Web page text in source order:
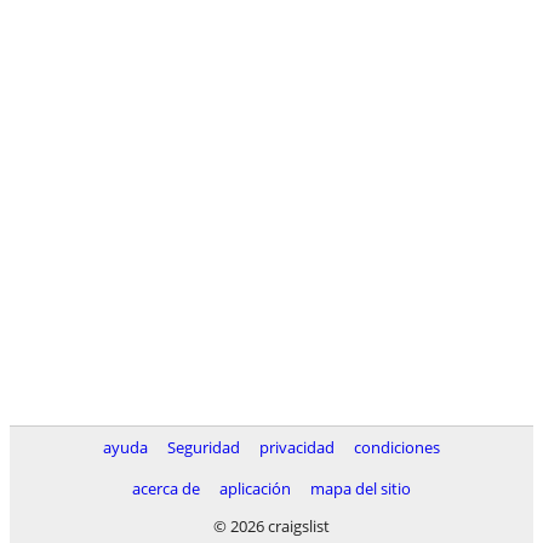
ayuda Seguridad privacidad
condiciones
acerca de
aplicación
mapa del sitio
© 2026 craigslist